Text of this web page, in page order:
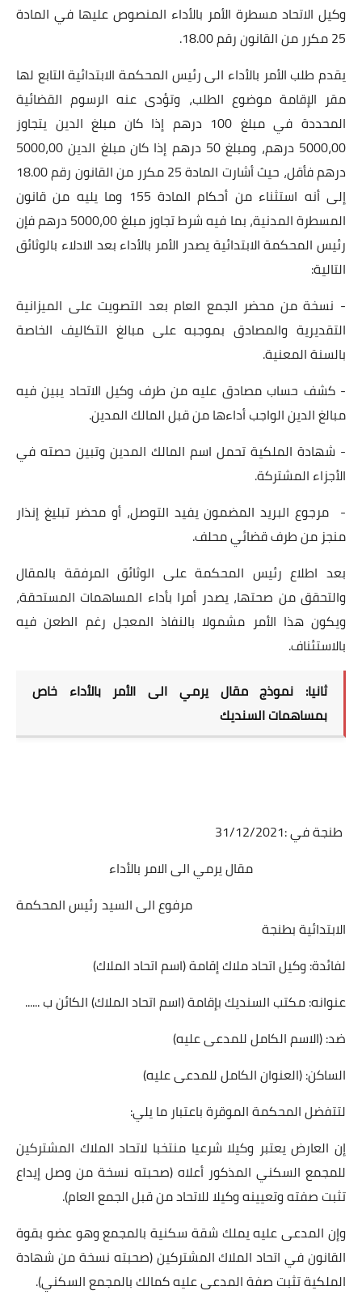
وكيل الاتحاد مسطرة الأمر بالأداء المنصوص عليها في المادة
25 مكرر من القانون رقم 18.00.
يقدم طلب الأمر بالأداء الى رئيس المحكمة الابتدائية التابع لها
مقر الإقامة موضوع الطلب، وتؤدى عنه الرسوم القضائية
المحددة في مبلغ 100 درهم إذا كان مبلغ الدين يتجاوز
5000،00 درهم، ومبلغ 50 درهم إذا كان مبلغ الدين 5000،00
درهم فأقل، حيث أشارت المادة 25 مكرر من القانون رقم 18.00
إلى أنه استثناء من أحكام المادة 155 وما يليه من قانون
المسطرة المدنية، بما فيه شرط تجاوز مبلغ 5000،00 درهم فإن
رئيس المحكمة الابتدائية يصدر الأمر بالأداء بعد الادلاء بالوثائق
التالية:
- نسخة من محضر الجمع العام بعد التصويت على الميزانية
التقديرية والمصادق بموجبه على مبالغ التكاليف الخاصة
بالسنة المعنية.
- كشف حساب مصادق عليه من طرف وكيل الاتحاد يبين فيه
مبالغ الدين الواجب أداءها من قبل المالك المدين.
- شهادة الملكية تحمل اسم المالك المدين وتبين حصته في
الأجزاء المشتركة.
- مرجوع البريد المضمون يفيد التوصل، أو محضر تبليغ إنذار
منجز من طرف قضائي محلف.
بعد اطلاع رئيس المحكمة على الوثائق المرفقة بالمقال
والتحقق من صحتها، يصدر أمرا بأداء المساهمات المستحقة،
ويكون هذا الأمر مشمولا بالنفاذ المعجل رغم الطعن فيه
بالاستئناف.
ثانيا: نموذج مقال يرمي الى الأمر بالأداء خاص
بمساهمات السنديك
طنجة في :31/12/2021
مقال يرمي الى الامر بالأداء
مرفوع الى السيد رئيس المحكمة
الابتدائية بطنجة
لفائدة: وكيل اتحاد ملاك إقامة (اسم اتحاد الملاك)
عنوانه: مكتب السنديك بإقامة (اسم اتحاد الملاك) الكائن ب ......
ضد: (الاسم الكامل للمدعى عليه)
الساكن: (العنوان الكامل للمدعى عليه)
لتتفضل المحكمة الموقرة باعتبار ما يلي:
إن العارض يعتبر وكيلا شرعيا منتخبا لاتحاد الملاك المشتركين
للمجمع السكني المذكور أعلاه (صحبته نسخة من وصل إيداع
تثبت صفته وتعيينه وكيلا للاتحاد من قبل الجمع العام).
وإن المدعى عليه يملك شقة سكنية بالمجمع وهو عضو بقوة
القانون في اتحاد الملاك المشتركين (صحبته نسخة من شهادة
الملكية تثبت صفة المدعى عليه كمالك بالمجمع السكني).